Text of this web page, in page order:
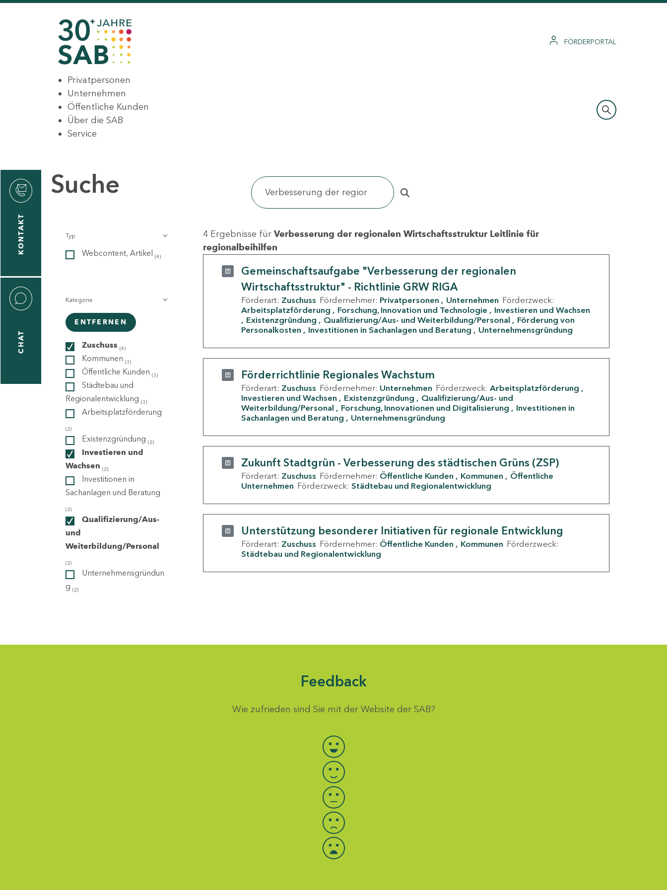
FÖRDERPORTAL
Privatpersonen
Unternehmen
Öffentliche Kunden
Über die SAB
Service
KONTAKT
CHAT
Suche
Typ
Webcontent, Artikel (4)
Kategorie
ENTFERNEN
Zuschuss (4)
Kommunen (3)
Öffentliche Kunden (3)
Städtebau und
Regionalentwicklung (3)
Arbeitsplatzförderung
(2)
Existenzgründung (2)
Investieren und
Wachsen (2)
Investitionen in
Sachanlagen und Beratung
(2)
Qualifizierung/Aus-
und
Weiterbildung/Personal
(2)
Unternehmensgründun
g (2)
4 Ergebnisse für Verbesserung der regionalen Wirtschaftsstruktur Leitlinie für
regionalbeihilfen
Gemeinschaftsaufgabe "Verbesserung der regionalen
Wirtschaftsstruktur" - Richtlinie GRW RIGA
Förderart: Zuschuss Fördernehmer: Privatpersonen Unternehmen Förderzweck:
Arbeitsplatzförderung
Forschung, Innovation und Technologie
Investieren und Wachsen
Existenzgründung
Qualifizierung/Aus- und Weiterbildung/Personal
Förderung von
Personalkosten
Investitionen in Sachanlagen und Beratung Unternehmensgründung
Förderrichtlinie Regionales Wachstum
Förderart: Zuschuss Fördernehmer: Unternehmen Förderzweck: Arbeitsplatzförderung
Investieren und Wachsen
Existenzgründung
Qualifizierung/Aus- und
Weiterbildung/Personal
Forschung, Innovationen und Digitalisierung
Investitionen in
Sachanlagen und Beratung
Unternehmensgründung
Zukunft Stadtgrün - Verbesserung des städtischen Grüns (ZSP)
Förderart: Zuschuss Fördernehmer: Öffentliche Kunden Kommunen
Öffentliche
Unternehmen Förderzweck: Städtebau und Regionalentwicklung
Unterstützung besonderer Initiativen für regionale Entwicklung
Förderart: Zuschuss Fördernehmer: Öffentliche Kunden Kommunen Förderzweck:
Städtebau und Regionalentwicklung
Feedback
Wie zufrieden sind Sie mit der Website der SAB?
Bewertung auswählen